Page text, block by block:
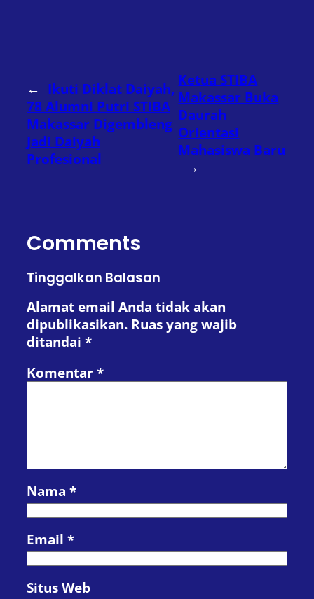
← Ikuti Diklat Daiyah,
78 Alumni Putri STIBA
Makassar Digembleng
Jadi Daiyah
Profesional
Ketua STIBA
Makassar Buka
Daurah
Orientasi
Mahasiswa Baru
→
Comments
Tinggalkan Balasan
Alamat email Anda tidak akan
dipublikasikan. Ruas yang wajib
ditandai *
Komentar *
Nama *
Email *
Situs Web